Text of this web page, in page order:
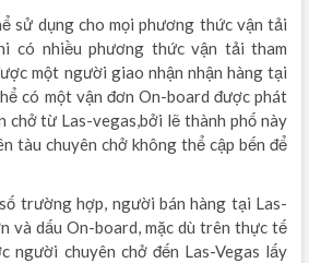
sử dụng cho mọi phương thức vận tải
có nhiều phương thức vận tải tham
một người giao nhận nhận hàng tại
có một vận đơn On-board được phát
chở từ Las-vegas,bởi lẽ thành phố này
tàu chuyên chở không thể cập bến để
trường hợp, người bán hàng tại Las-
và dấu On-board, mặc dù trên thực tế
người chuyên chở đến Las-Vegas lấy